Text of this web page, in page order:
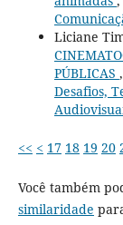
Liciane
PÚBLICAS ,
Desafios,
<< < 17 18 19 20
Você também
similaridade